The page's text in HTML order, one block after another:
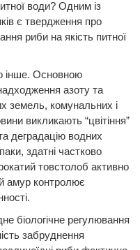
води? Одним із
є твердження про
риби на якість питної
інше. Основною
азоту та
земель, комунальних і
викликають “цвітіння”
деградацію водних
здатні частково
товстолоб активно
амур контролює
біологічне регулювання
забруднення